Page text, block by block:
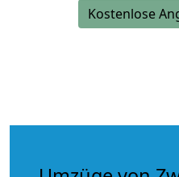
Kostenlose